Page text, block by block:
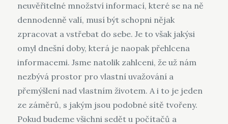
neuvěřitelné množství informací, které se na ně
dennodenně valí, musí být schopni nějak
zpracovat a vstřebat do sebe. Je to však jakýsi
omyl dnešní doby, která je naopak přehlcena
informacemi. Jsme natolik zahlceni, že už nám
nezbývá prostor pro vlastní uvažování a
přemýšlení nad vlastním životem. A i to je jeden
ze záměrů, s jakým jsou podobné sítě tvořeny.
Pokud budeme všichni sedět u počítačů a